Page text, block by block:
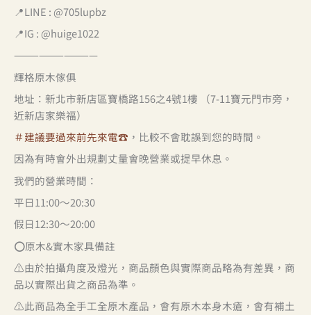
📍LINE : @705lupbz
📍IG : @huige1022
——————————
輝格原木傢俱
地址：新北市新店區寶橋路156之4號1樓 （7-11寶元門市旁，
近新店家樂福）
＃建議要過來前先來電☎️ ，比較不會耽誤到您的時間。
因為有時會外出規劃丈量會晚營業或提早休息。
我們的營業時間：
平日11:00～20:30
假日12:30～20:00
⭕️原木&實木家具備註
⚠️由於拍攝角度及燈光，商品顏色與實際商品略為有差異，商
品以實際出貨之商品為準。
⚠️此商品為全手工全原木產品，會有原木本身木瘡，會有補土